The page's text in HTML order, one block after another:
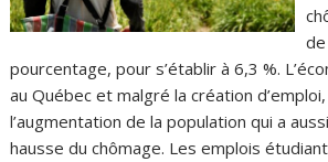
pourcentage, pour s’établir à 6,3 %.
au Québec et malgré la création
l’augmentation de la population qui a
hausse du chômage. Les emplois